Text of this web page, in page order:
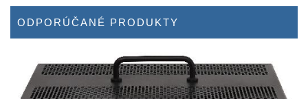
ODPORÚČANÉ PRODUKTY